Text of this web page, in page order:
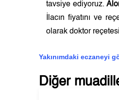
tavsiye ediyoruz.
İlacın fiyatını ve
olarak doktor
Yakınımdaki eczaneyi
Diğer